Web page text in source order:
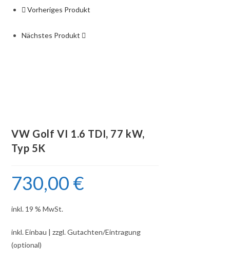
Vorheriges Produkt
Nächstes Produkt
VW Golf VI 1.6 TDI, 77 kW,
Typ 5K
730,00 €
inkl. 19 % MwSt.
inkl. Einbau | zzgl. Gutachten/Eintragung
(optional)